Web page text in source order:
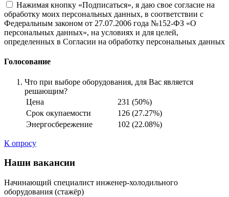
Нажимая кнопку «Подписаться», я даю свое согласие на
обработку моих персональных данных, в соответствии с
Федеральным законом от 27.07.2006 года №152-ФЗ «О
персональных данных», на условиях и для целей,
определенных в Согласии на обработку персональных данных
Голосование
Что при выборе оборудования, для Вас является
решающим?
Цена
231 (50%)
Срок окупаемости
126 (27.27%)
Энергосбережение
102 (22.08%)
К опросу
Наши вакансии
Начинающий специалист инженер-холодильного
оборудования (стажёр)